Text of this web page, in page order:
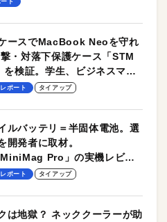
ースでMacBook Neoを守れ
・対落下保護ケース「STM
検証。学生、ビジネスマン
ースに最適！
レポート タイアップ
ルバッテリ＝半固体電池。選
開発者に取材。
Pro」の実機レビュ
レポート タイアップ
は地獄？ ネッククーラーが助